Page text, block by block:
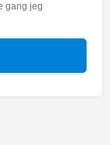
gang jeg